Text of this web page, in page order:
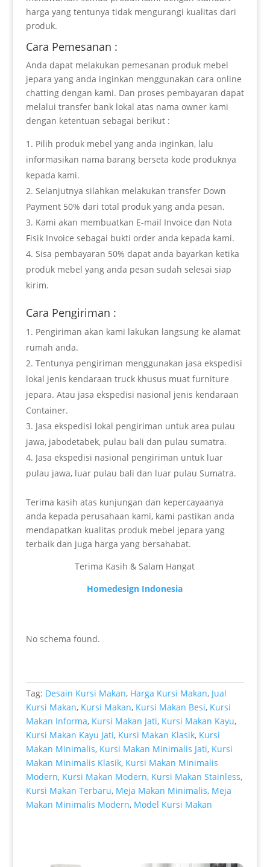
harga yang tentunya tidak mengurangi kualitas dari
produk.
Cara Pemesanan :
Anda dapat melakukan pemesanan produk mebel
jepara yang anda inginkan menggunakan cara online
chatting dengan kami. Dan proses pembayaran dapat
melalui transfer bank lokal atas nama owner kami
dengan ketentuan sebagai berikut :
Pilih produk mebel yang anda inginkan, lalu
informasikan nama barang berseta kode produknya
kepada kami.
Selanjutnya silahkan melakukan transfer Down
Payment 50% dari total produk yang anda pesan.
Kami akan membuatkan E-mail Invoice dan Nota
Fisik Invoice sebagai bukti order anda kepada kami.
Sisa pembayaran 50% dapat anda bayarkan ketika
produk mebel yang anda pesan sudah selesai siap
kirim.
Cara Pengiriman :
Pengiriman akan kami lakukan langsung ke alamat
rumah anda.
Tentunya pengiriman menggunakan jasa ekspedisi
lokal jenis kendaraan truck khusus muat furniture
jepara. Atau jasa ekspedisi nasional jenis kendaraan
Container.
Jasa ekspedisi lokal pengiriman untuk area pulau
jawa, jabodetabek, pulau bali dan pulau sumatra.
Jasa ekspedisi nasional pengiriman untuk luar
pulau jawa, luar pulau bali dan luar pulau Sumatra.
Terima kasih atas kunjungan dan kepercayaanya
anda kepada perusahaan kami, kami pastikan anda
mendapatkan kualitas produk mebel jepara yang
terbaik dan juga harga yang bersahabat.
Terima Kasih & Salam Hangat
Homedesign Indonesia
No schema found.
Tag: Desain Kursi Makan, Harga Kursi Makan, Jual
Kursi Makan, Kursi Makan, Kursi Makan Besi, Kursi
Makan Informa, Kursi Makan Jati, Kursi Makan Kayu,
Kursi Makan Kayu Jati, Kursi Makan Klasik, Kursi
Makan Minimalis, Kursi Makan Minimalis Jati, Kursi
Makan Minimalis Klasik, Kursi Makan Minimalis
Modern, Kursi Makan Modern, Kursi Makan Stainless,
Kursi Makan Terbaru, Meja Makan Minimalis, Meja
Makan Minimalis Modern, Model Kursi Makan